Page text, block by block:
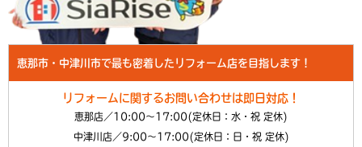
恵那市・中津川市で最も密着したリフォーム店を目指します！
リフォームに関するお問い合わせは即日対応！
恵那店／10:00～17:00(定休日：水・祝 定休)
中津川店／9:00～17:00(定休日：日・祝 定休)